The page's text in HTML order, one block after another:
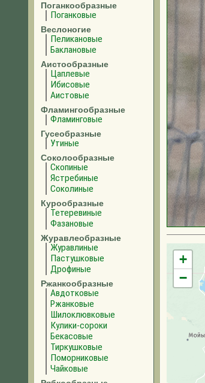
Поганкообразные
Поганковые
Веслоногие
Пеликановые
Баклановые
Аистообразные
Цаплевые
Ибисовые
Аистовые
Фламингообразные
Фламинговые
Гусеобразные
Утиные
Соколообразные
Скопиные
Ястребиные
Соколиные
Курообразные
Тетеревиные
Фазановые
Журавлеобразные
Журавлиные
Пастушковые
Дрофиные
Ржанкообразные
Авдотковые
Ржанковые
Шилоклювковые
Кулики-сороки
Бекасовые
Тиркушковые
Поморниковые
Чайковые
+
−